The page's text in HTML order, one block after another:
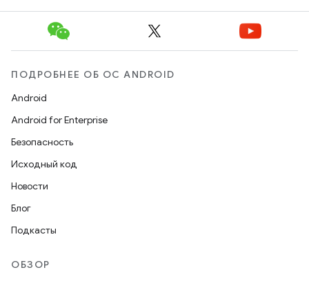
ПОДРОБНЕЕ ОБ ОС ANDROID
Android
Android for Enterprise
Безопасность
Исходный код
Новости
Блог
Подкасты
ОБЗОР